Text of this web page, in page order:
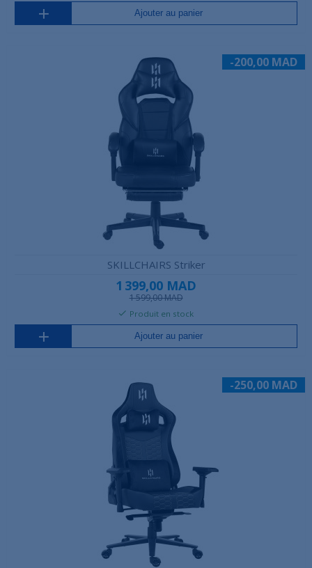
Ajouter au panier
-200,00 MAD
SKILLCHAIRS Striker
1 399,00 MAD
1 599,00 MAD
Produit en stock
Ajouter au panier
-250,00 MAD